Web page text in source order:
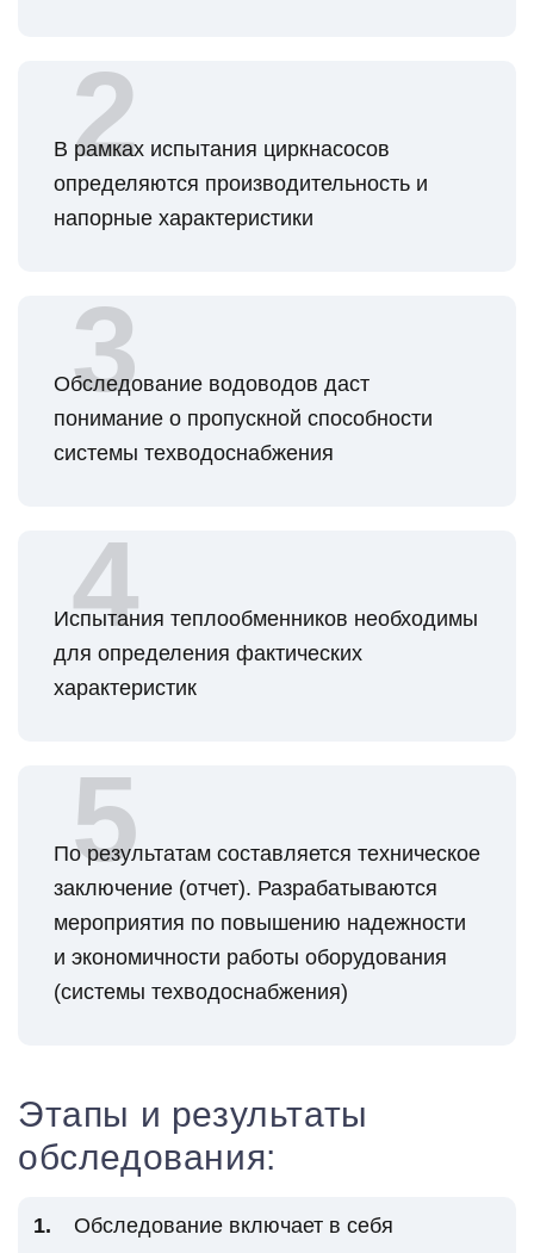
В рамках испытания циркнасосов
определяются производительность и
напорные характеристики
Обследование водоводов даст
понимание о пропускной способности
системы техводоснабжения
Испытания теплообменников необходимы
для определения фактических
характеристик
По результатам составляется техническое
заключение (отчет). Разрабатываются
мероприятия по повышению надежности
и экономичности работы оборудования
(системы техводоснабжения)
Этапы и результаты
обследования:
Обследование включает в себя